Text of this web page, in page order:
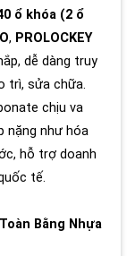
ổ khóa (2 ổ
, PROLOCKEY
dễ dàng truy
trì, sửa chữa.
chịu va
nặng như hóa
hỗ trợ doanh
tế.
Bằng Nhựa